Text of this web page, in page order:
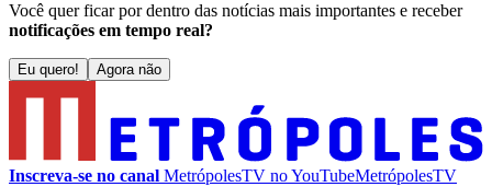
Você quer ficar por dentro das notícias mais importantes e receber
notificações em tempo real?
Eu quero! Agora não
Inscreva-se no canal MetrópolesTV noYouTubeMetrópolesTV